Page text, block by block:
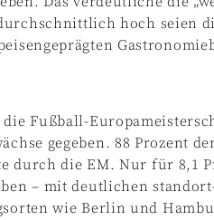
hoch seien
die Fußball-
gegeben. 88 Prozent
durch die EM. Nur für 8,1
– mit deutlichen
wie Berlin und